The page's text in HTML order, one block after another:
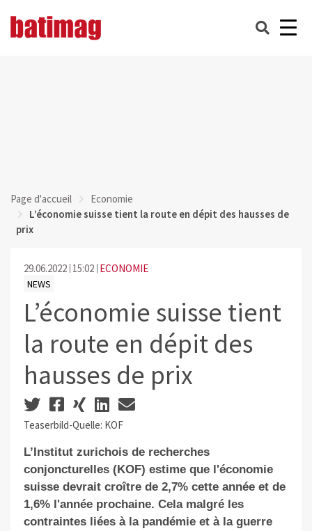
Page d'accueil
Economie
L’économie suisse tient la route en dépit des hausses de
prix
29.06.2022 15:02 ECONOMIE
NEWS
L’économie suisse tient
la route en dépit des
hausses de prix
Teaserbild-Quelle: KOF
L’Institut zurichois de recherches
conjoncturelles (KOF) estime que l'économie
suisse devrait croître de 2,7% cette année et de
1,6% l'année prochaine. Cela malgré les
contraintes liées à la pandémie et à la guerre